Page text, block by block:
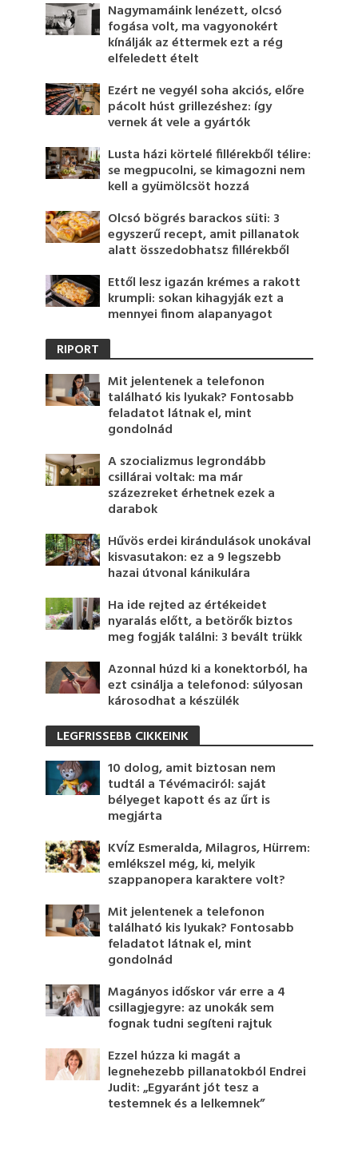
Nagymamáink lenézett, olcsó
fogása volt, ma vagyonokért
kínálják az éttermek ezt a rég
elfeledett ételt
Ezért ne vegyél soha akciós, előre
pácolt húst grillezéshez: így
vernek át vele a gyártók
Lusta házi körtelé fillérekből télire:
se megpucolni, se kimagozni nem
kell a gyümölcsöt hozzá
Olcsó bögrés barackos süti: 3
egyszerű recept, amit pillanatok
alatt összedobhatsz fillérekből
Ettől lesz igazán krémes a rakott
krumpli: sokan kihagyják ezt a
mennyei finom alapanyagot
RIPORT
Mit jelentenek a telefonon
található kis lyukak? Fontosabb
feladatot látnak el, mint
gondolnád
A szocializmus legrondább
csillárai voltak: ma már
százezreket érhetnek ezek a
darabok
Hűvös erdei kirándulások unokával
kisvasutakon: ez a 9 legszebb
hazai útvonal kánikulára
Ha ide rejted az értékeidet
nyaralás előtt, a betörők biztos
meg fogják találni: 3 bevált trükk
Azonnal húzd ki a konektorból, ha
ezt csinálja a telefonod: súlyosan
károsodhat a készülék
LEGFRISSEBB CIKKEINK
10 dolog, amit biztosan nem
tudtál a Tévémaciról: saját
bélyeget kapott és az űrt is
megjárta
KVÍZ Esmeralda, Milagros, Hürrem:
emlékszel még, ki, melyik
szappanopera karaktere volt?
Mit jelentenek a telefonon
található kis lyukak? Fontosabb
feladatot látnak el, mint
gondolnád
Magányos időskor vár erre a 4
csillagjegyre: az unokák sem
fognak tudni segíteni rajtuk
Ezzel húzza ki magát a
legnehezebb pillanatokból Endrei
Judit: „Egyaránt jót tesz a
testemnek és a lelkemnek”